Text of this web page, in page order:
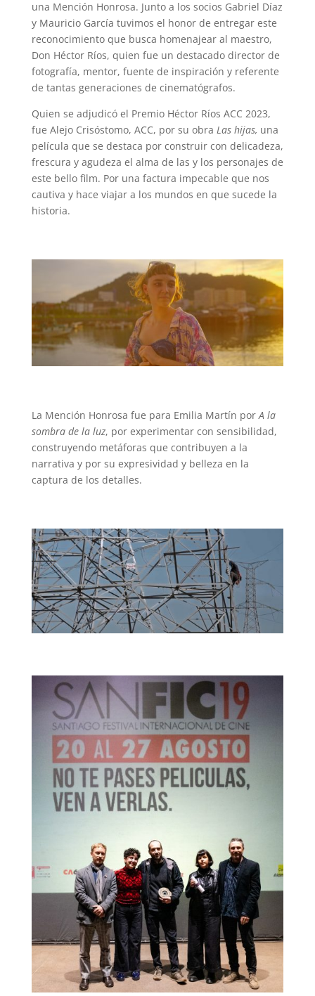
una Mención Honrosa. Junto a los socios Gabriel Díaz
y Mauricio García tuvimos el honor de entregar este
reconocimiento que busca homenajear al maestro,
Don Héctor Ríos, quien fue un destacado director de
fotografía, mentor, fuente de inspiración y referente
de tantas generaciones de cinematógrafos.
Quien se adjudicó el Premio Héctor Ríos ACC 2023,
fue Alejo Crisóstomo, ACC, por su obra Las hijas, una
película que se destaca por construir con delicadeza,
frescura y agudeza el alma de las y los personajes de
este bello film. Por una factura impecable que nos
cautiva y hace viajar a los mundos en que sucede la
historia.
La Mención Honrosa fue para Emilia Martín porA la
sombra de la luz, por experimentar con sensibilidad,
construyendo metáforas que contribuyen a la
narrativa y por su expresividad y belleza en la
captura de los detalles.